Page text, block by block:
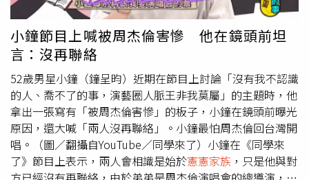
話下了註解：「認真的男人最美麗，謝謝文山與我」、「晚
安啦」。方文山早期獲得吳宗憲賞識，簽約成為「阿爾發唱
片」的作詞人、「 憲憲家族 」成員，並和周杰倫合作，創作
出《七里香》、《夜曲》、《本草綱目》、《我不配》等多
首膾炙人口作品，成為樂壇創作的黃金組合。
小鐘節目上喊被周杰倫害慘 他在鏡頭前坦
言：沒再聯絡
52歲男星小鐘（鐘呈昀）近期在節目上討論「沒有我不認識
的人、喬不了的事，演藝圈人脈王非我莫屬」的主題時，他
拿出一張寫有「被周杰倫害慘」的板子，小鐘在鏡頭前曝光
原因，還大喊「兩人沒再聯絡」。小鐘最怕周杰倫回台灣開
唱。（圖／翻攝自YouTube／同學來了）小鐘在《同學來
了》節目上表示，兩人會相識是始於憲憲家族 ，只是他與對